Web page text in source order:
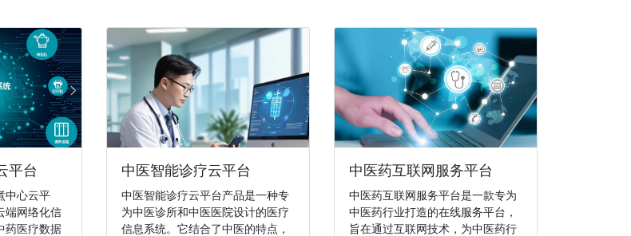
平台
中心云平
端网络化信
药医疗数据
中医智能诊疗云平台
中医智能诊疗云平台产品是一种专
为中医诊所和中医医院设计的医疗
信息系统。它结合了中医的特点，
中医药互联网服务平台
中医药互联网服务平台是一款专为
中医药行业打造的在线服务平台，
旨在通过互联网技术，为中医药行